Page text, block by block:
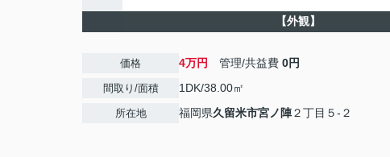
【外観】
価格 4万円 管理/共益費 0円
間取り/面積 1DK/38.00㎡
所在地 福岡県久留米市宮ノ陣２丁目５-２